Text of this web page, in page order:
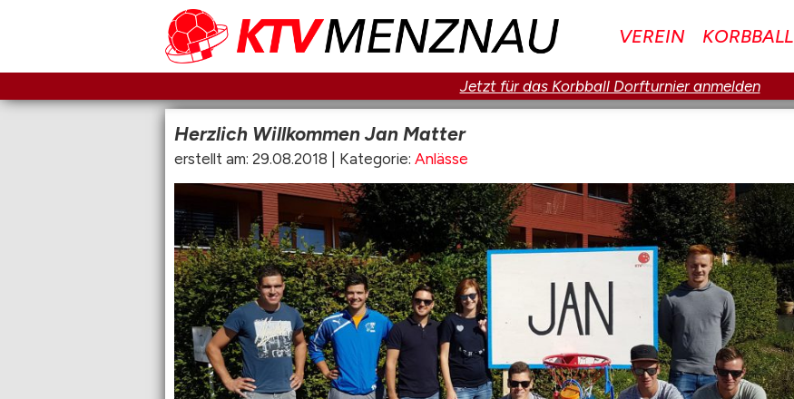
VEREIN KORBBALL
Jetzt für das Korbball Dorfturnier anmelden
Herzlich Willkommen Jan Matter
erstellt am: 29.08.2018 | Kategorie: Anlässe